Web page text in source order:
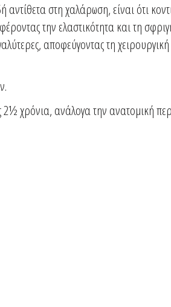
στη χαλάρωση, είναι ότι
την ελαστικότητα και τη
αποφεύγοντας τη
χρόνια, ανάλογα την ανατομική